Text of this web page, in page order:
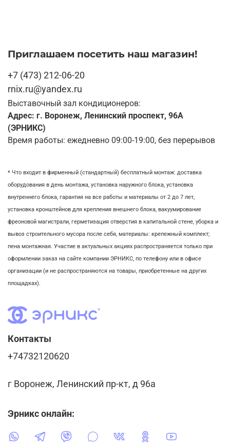
Приглашаем посетить наш магазин!
+7 (473) 212-06-20
rnix.ru@yandex.ru
Выставочный зал кондиционеров:
Адрес: г. Воронеж, Ленинский проспект, 96А
(ЭРНИКС)
Время работы: ежедневно 09:00-19:00, без перерывов
* Что входит в фирменный (стандартный) бесплатный монтаж: доставка
оборудования в день монтажа, установка наружного блока, установка
внутреннего блока, гарантия на все работы и материалы от 2 до 7 лет,
установка кронштейнов для крепления внешнего блока, вакуумирование
фреоновой магистрали, герметизация отверстия в капитальной стене, уборка и
вывоз строительного мусора после себя, материалы: крепежный комплект;
пена монтажная. Участие в актуальных акциях распространяется только при
оформлении заказ на сайте компании ЭРНИКС, по телефону или в офисе
организации (и не распространяются на товары, приобретенные на других
площадках).
Контакты
+74732120620
г Воронеж, Ленинский пр-кт, д 96а
Эрникс онлайн: